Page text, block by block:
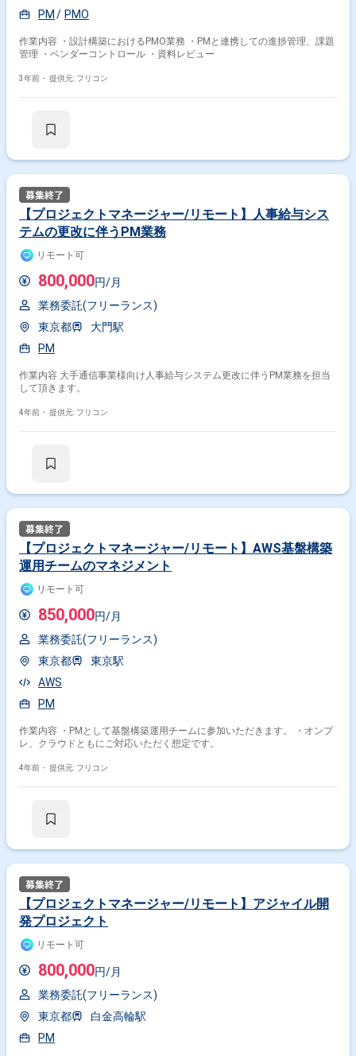
PM PMO
作業内容 ・設計構築におけるPMO業務 ・PMと連携しての進捗管理、課題
管理 ・ベンダーコントロール ・資料レビュー
3年前・ 提供元: フリコン
【プロジェクトマネージャー/リモート】人事給与シス
テムの更改に伴うPM業務
リモート可
800,000円/月
業務委託(フリーランス)
東京都
大門駅
PM
作業内容 大手通信事業様向け人事給与システム更改に伴うPM業務を担当
して頂きます。
4年前・ 提供元: フリコン
【プロジェクトマネージャー/リモート】AWS基盤構築
運用チームのマネジメント
リモート可
850,000円/月
業務委託(フリーランス)
東京都
東京駅
AWS
PM
作業内容 ・PMとして基盤構築運用チームに参加いただきます。 ・オンプ
レ、クラウドともにご対応いただく想定です。
4年前・ 提供元: フリコン
【プロジェクトマネージャー/リモート】アジャイル開
発プロジェクト
リモート可
800,000円/月
業務委託(フリーランス)
東京都
白金高輪駅
PM